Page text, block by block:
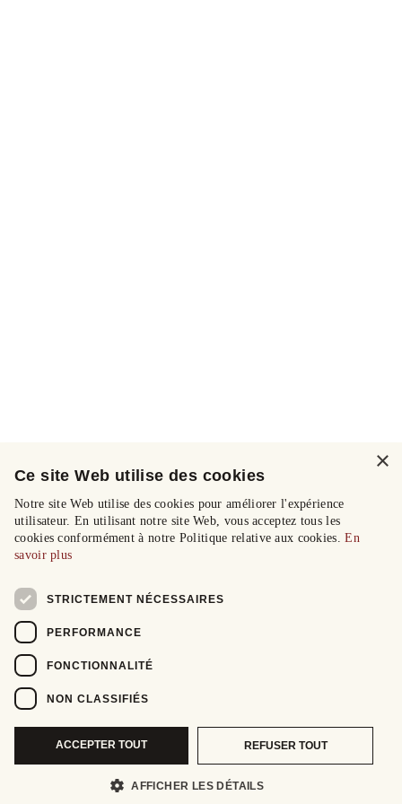
×
Ce site Web utilise des cookies
Notre site Web utilise des cookies pour améliorer l'expérience
utilisateur. En utilisant notre site Web, vous acceptez tous les
cookies conformément à notre Politique relative aux cookies.En
savoir plus
STRICTEMENT NÉCESSAIRES
PERFORMANCE
FONCTIONNALITÉ
NON CLASSIFIÉS
ACCEPTER TOUT REFUSER TOUT
AFFICHER LES DÉTAILS